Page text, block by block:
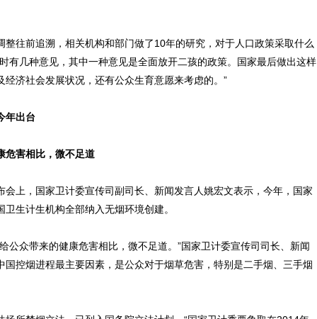
往前追溯，相关机构和部门做了10年的研究，对于人口政策采取什么
有几种意见，其中一种意见是全面放开二孩的政策。国家最后做出这样
经济社会发展状况，还有公众生育意愿来考虑的。”
年出台
害相比，微不足道
上，国家卫计委宣传司副司长、新闻发言人姚宏文表示，今年，国家
生计生机构全部纳入无烟环境创建。
众带来的健康危害相比，微不足道。”国家卫计委宣传司司长、新闻
国控烟进程最主要因素，是公众对于烟草危害，特别是二手烟、三手烟